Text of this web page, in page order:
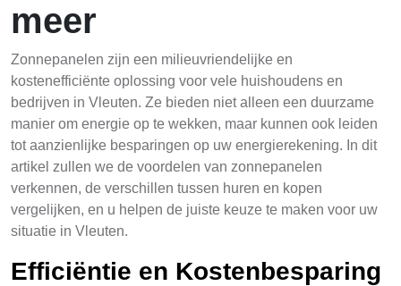
meer
Zonnepanelen zijn een milieuvriendelijke en
kostenefficiënte oplossing voor vele huishoudens en
bedrijven in Vleuten. Ze bieden niet alleen een duurzame
manier om energie op te wekken, maar kunnen ook leiden
tot aanzienlijke besparingen op uw energierekening. In dit
artikel zullen we de voordelen van zonnepanelen
verkennen, de verschillen tussen huren en kopen
vergelijken, en u helpen de juiste keuze te maken voor uw
situatie in Vleuten.
Efficiëntie en Kostenbesparing